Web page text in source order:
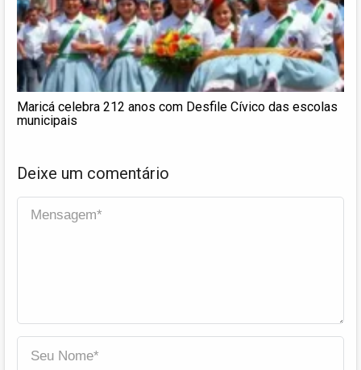
Maricá celebra 212 anos com Desfile Cívico das escolas
municipais
Deixe um comentário